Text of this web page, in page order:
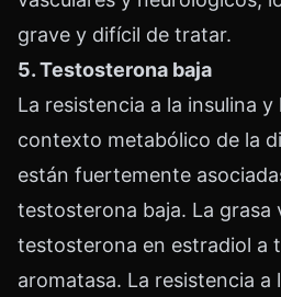
grave y difícil de tratar.
5. Testosterona baja
La resistencia a la insulina
contexto metabólico de la
están fuertemente
testosterona baja. La grasa
testosterona en estradiol a
aromatasa. La resistencia a